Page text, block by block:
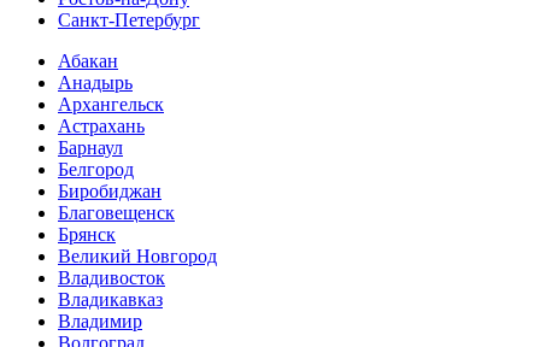
Санкт-Петербург
Абакан
Анадырь
Архангельск
Астрахань
Барнаул
Белгород
Биробиджан
Благовещенск
Брянск
Великий Новгород
Владивосток
Владикавказ
Владимир